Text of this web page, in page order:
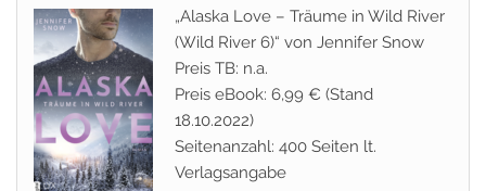
„Alaska Love – Träume in Wild River
(Wild River 6)“ von Jennifer Snow
Preis TB: n.a.
Preis eBook: 6,99 € (Stand
18.10.2022)
Seitenanzahl: 400 Seiten lt.
Verlagsangabe